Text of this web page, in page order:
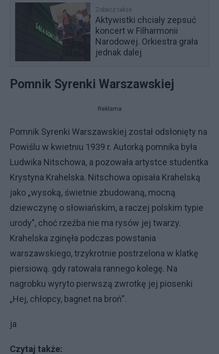
Zobacz także
Aktywistki chciały zepsuć
koncert w Filharmonii
Narodowej. Orkiestra grała
jednak dalej
Pomnik Syrenki Warszawskiej
Reklama
Pomnik Syrenki Warszawskiej został odsłonięty na
Powiślu w kwietniu 1939 r. Autorką pomnika była
Ludwika Nitschowa, a pozowała artystce studentka
Krystyna Krahelska. Nitschowa opisała Krahelską
jako „wysoką, świetnie zbudowaną, mocną
dziewczynę o słowiańskim, a raczej polskim typie
urody", choć rzeźba nie ma rysów jej twarzy.
Krahelska zginęła podczas powstania
warszawskiego, trzykrotnie postrzelona w klatkę
piersiową. gdy ratowała rannego kolegę. Na
nagrobku wyryto pierwszą zwrotkę jej piosenki
„Hej, chłopcy, bagnet na broń”.
ja
Czytaj także: